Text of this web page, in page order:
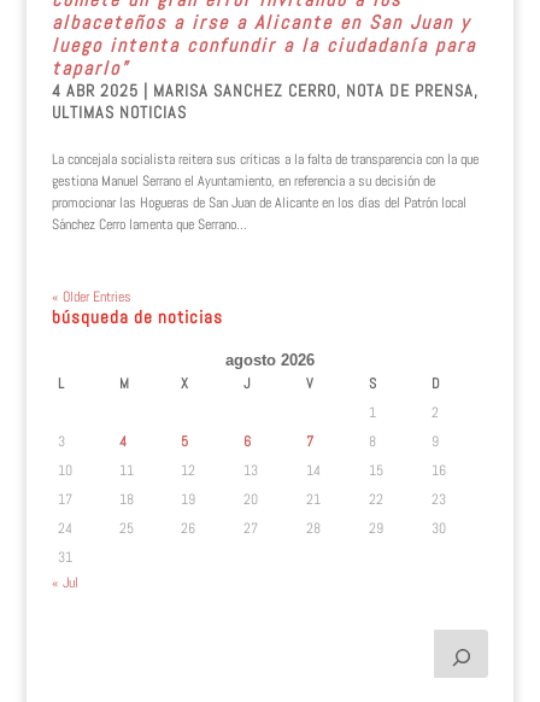
albaceteños a irse a Alicante en San Juan y
luego intenta confundir a la ciudadanía para
taparlo”
4 ABR 2025 | MARISA SANCHEZ CERRO, NOTA DE PRENSA,
ULTIMAS NOTICIAS
La concejala socialista reitera sus críticas a la falta de transparencia con la que
gestiona Manuel Serrano el Ayuntamiento, en referencia a su decisión de
promocionar las Hogueras de San Juan de Alicante en los días del Patrón local
Sánchez Cerro lamenta que Serrano...
« Older Entries
búsqueda de noticias
agosto 2026
L M X J V S
D
1
2
3
4 5 6 7 8
9
10
11 12 13 14 15
16
17
18 19 20 21 22
23
24
25 26 27 28 29
30
31
« Jul